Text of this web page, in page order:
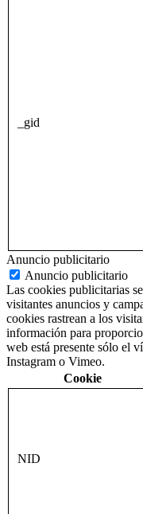
_gid
Anuncio publicitario
Anuncio publicitario
Las cookies publicitarias
visitantes anuncios y
cookies rastrean a los
información para
web está presente sólo el
Instagram o Vimeo.
Cookie
NID